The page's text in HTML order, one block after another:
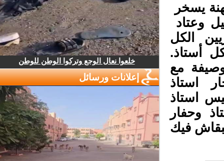
يسخر
وعتاد
الكل
أستاذ.
مع
استاذ
استاذ
وحفار
فيك
خلعوا نعال الوجع وتركوا الوطن للوطن
إعلانات ورسائل